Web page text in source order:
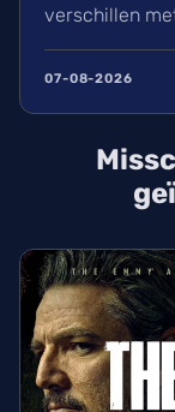
verschillen
het vervolg op
een nieuwe
07-08-2026